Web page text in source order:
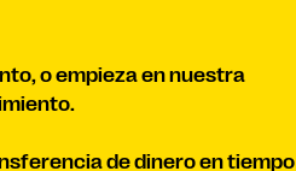
o empieza en nuestra
de dinero en tiempo